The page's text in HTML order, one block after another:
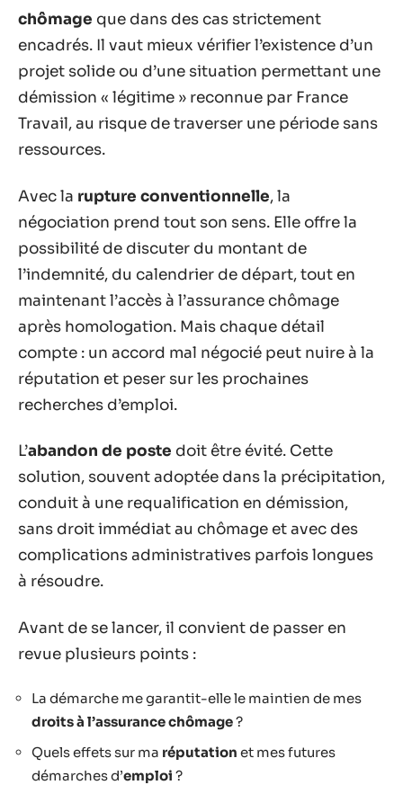
chômage que dans des cas strictement
encadrés. Il vaut mieux vérifier l’existence d’un
projet solide ou d’une situation permettant une
démission « légitime » reconnue par France
Travail, au risque de traverser une période sans
ressources.
Avec la rupture conventionnelle, la
négociation prend tout son sens. Elle offre la
possibilité de discuter du montant de
l’indemnité, du calendrier de départ, tout en
maintenant l’accès à l’assurance chômage
après homologation. Mais chaque détail
compte : un accord mal négocié peut nuire à la
réputation et peser sur les prochaines
recherches d’emploi.
L’abandon de poste doit être évité. Cette
solution, souvent adoptée dans la précipitation,
conduit à une requalification en démission,
sans droit immédiat au chômage et avec des
complications administratives parfois longues
à résoudre.
Avant de se lancer, il convient de passer en
revue plusieurs points :
La démarche me garantit-elle le maintien de mes
droits à l’assurance chômage?
Quels effets sur ma réputation et mes futures
démarches d’emploi ?